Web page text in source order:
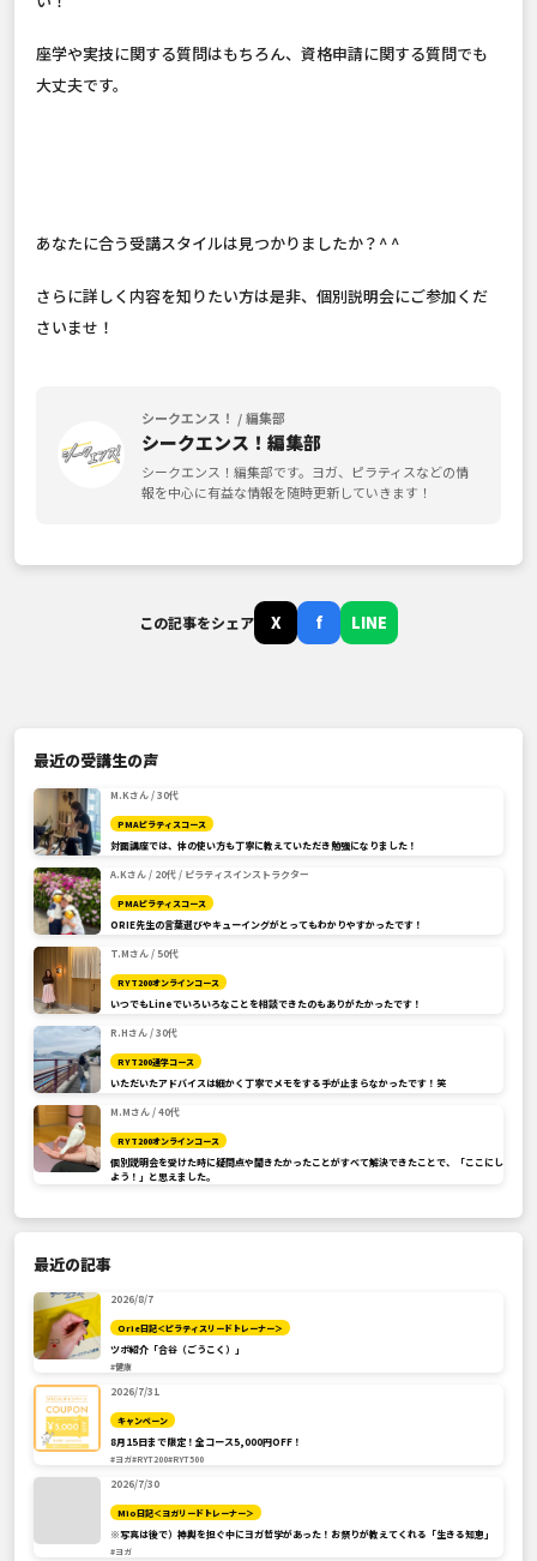
座学や実技に関する質問はもちろん、資格申請に関する質問でも
大丈夫です。
あなたに合う受講スタイルは見つかりましたか？^ ^
さらに詳しく内容を知りたい方は是非、個別説明会にご参加くだ
さいませ！
シークエンス！ / 編集部
シークエンス！編集部
シークエンス！編集部です。ヨガ、ピラティスなどの情
報を中心に有益な情報を随時更新していきます！
この記事をシェア X f LINE
最近の受講生の声
M.Kさん / 30代
PMAピラティスコース
対面講座では、体の使い方も丁寧に教えていただき勉強になりました！
A.Kさん / 20代 / ピラティスインストラクター
PMAピラティスコース
ORIE先生の言葉選びやキューイングがとってもわかりやすかったです！
T.Mさん / 50代
RYT200オンラインコース
いつでもLineでいろいろなことを相談できたのもありがたかったです！
R.Hさん / 30代
RYT200通学コース
いただいたアドバイスは細かく丁寧でメモをする手が止まらなかったです！笑
M.Mさん / 40代
RYT200オンラインコース
個別説明会を受けた時に疑問点や聞きたかったことがすべて解決できたことで、「ここにし
よう！」と思えました。
最近の記事
2026/8/7
Orie日記＜ピラティスリードトレーナー＞
ツボ紹介「合谷（ごうこく）」
#健康
2026/7/31
キャンペーン
8月15日まで限定！全コース5,000円OFF！
#ヨガ#RYT200#RYT500
2026/7/30
Mio日記＜ヨガリードトレーナー＞
※写真は後で）神輿を担ぐ中にヨガ哲学があった！お祭りが教えてくれる「生きる知恵」
#ヨガ